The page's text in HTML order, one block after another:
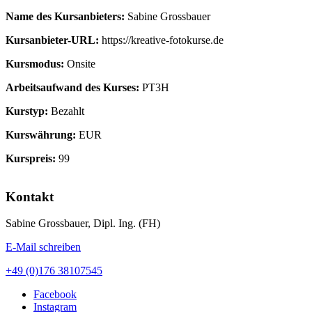
Name des Kursanbieters: Sabine Grossbauer
Kursanbieter-URL: https://kreative-fotokurse.de
Kursmodus: Onsite
Arbeitsaufwand des Kurses: PT3H
Kurstyp: Bezahlt
Kurswährung: EUR
Kurspreis: 99
Kontakt
Sabine Grossbauer, Dipl. Ing. (FH)
E-Mail schreiben
+49 (0)176 38107545
Facebook
Instagram